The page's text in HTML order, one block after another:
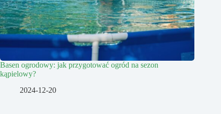
Basen ogrodowy: jak przygotować ogród na sezon
kąpielowy?
2024-12-20